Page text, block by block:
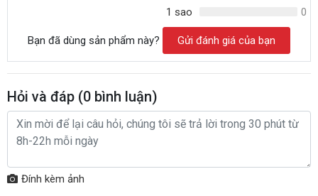
1 sao
0
Bạn đã dùng sản phẩm này? Gửi đánh giá của bạn
Hỏi và đáp (0 bình luận)
Đính kèm ảnh